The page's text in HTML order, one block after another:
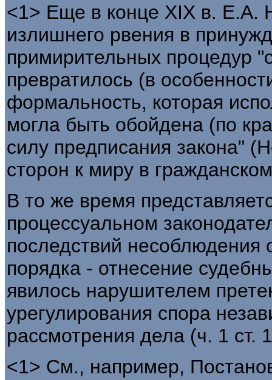
<1> Еще в конце XIX в. Е.А.
излишнего рвения в
примирительных процедур
превратилось (в
формальность, которая
могла быть обойдена (по
силу предписания закона"
сторон к миру в
В то же время
процессуальном
последствий несоблюдения
порядка - отнесение
явилось нарушителем
урегулирования спора
рассмотрения дела (ч. 1
<1> См., например,